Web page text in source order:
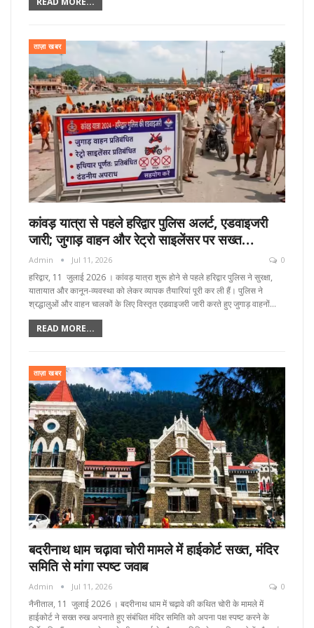
ताज़ा खबर
कांवड़ यात्रा से पहले हरिद्वार पुलिस अलर्ट, एडवाइजरी
जारी; जुगाड़ वाहन और रेट्रो साइलेंसर पर सख्त…
Admin Jul 11, 2026 0
हरिद्वार, 11 जुलाई 2026 । कांवड़ यात्रा शुरू होने से पहले हरिद्वार पुलिस ने सुरक्षा,
यातायात और कानून-व्यवस्था को लेकर व्यापक तैयारियां पूरी कर ली हैं। पुलिस ने
श्रद्धालुओं और वाहन चालकों के लिए विस्तृत एडवाइजरी जारी करते हुए जुगाड़ वाहनों…
READ MORE...
ताज़ा खबर
बदरीनाथ धाम चढ़ावा चोरी मामले में हाईकोर्ट सख्त, मंदिर
समिति से मांगा स्पष्ट जवाब
Admin Jul 11, 2026 0
नैनीताल, 11 जुलाई 2026 । बदरीनाथ धाम में चढ़ावे की कथित चोरी के मामले में
हाईकोर्ट ने सख्त रुख अपनाते हुए संबंधित मंदिर समिति को अपना पक्ष स्पष्ट करने के